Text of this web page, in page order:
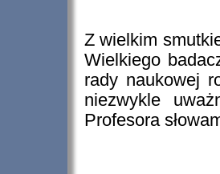
Z wielkim
Wielkiego
rady naukowej
niezwykle
Profesora